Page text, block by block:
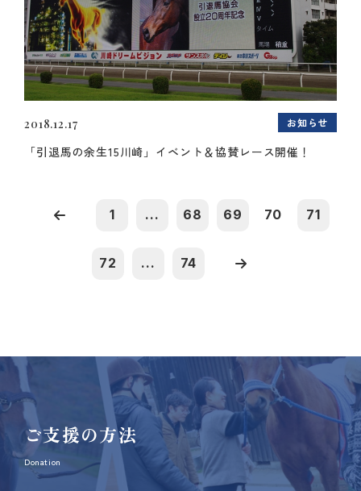
2018.12.17 お知らせ
「引退馬の余生15川崎」イベント＆協賛レース開催！
1 ... 68 69 70 71
72 ... 74
ご支援の方法
Donation